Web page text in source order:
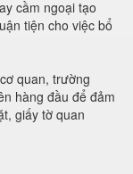
cầm ngoại tạo
tiện cho việc bổ
quan, trường
hàng đầu để đảm
giấy tờ quan